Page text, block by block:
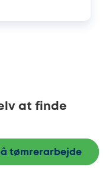
at finde
tømrerarbejde